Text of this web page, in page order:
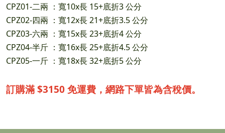
CPZ01-二兩 ：寬10x長 15+底折3 公分
CPZ02-四兩 ：寬12x長 21+底折3.5 公分
CPZ03-六兩 ：寬15x長 23+底折4 公分
CPZ04-半斤 ：寬16x長 25+底折4.5 公分
CPZ05-一斤 ：寬18x長 32+底折5 公分
訂購滿 $3150 免運費，網路下單皆為含稅價。